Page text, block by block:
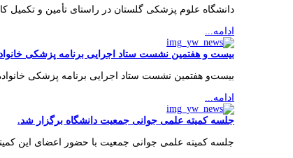
دانشگاه علوم پزشکی گلستان در راستای تأمین و
ادامه...
بیست‌ و هفتمین نشست ستاد اجرایی برنامه پزشکی
بیست‌و هفتمین نشست ستاد اجرایی برنامه پزشکی
ادامه...
جلسه کمیته علمی جوانی جمعیت دانشگاه برگزار شد.
جلسه کمیته علمی جوانی جمعیت با حضور اعضای این